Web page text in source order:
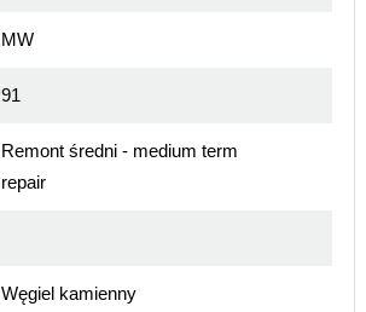
MW
91
Remont średni - medium term
repair
Węgiel kamienny